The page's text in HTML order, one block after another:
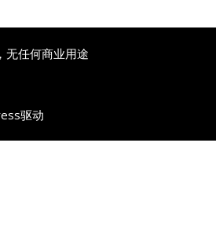
无任何商业用途
驱动